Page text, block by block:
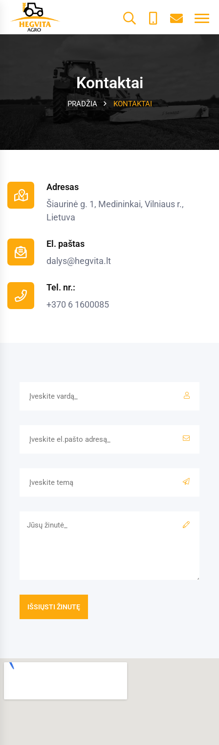
+370
Kontaktai
PRADŽIA KONTAKTAI
Adresas
Šiaurinė g. 1, Medininkai, Vilniaus r.,
Lietuva
El. paštas
dalys@hegvita.lt
Tel. nr.:
+370 6 1600085